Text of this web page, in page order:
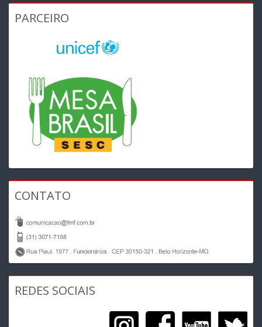
PARCEIRO
CONTATO
REDES SOCIAIS